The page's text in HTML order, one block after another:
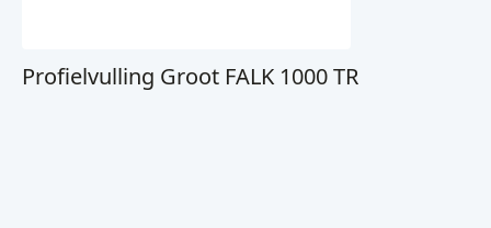
Profielvulling Groot FALK 1000 TR